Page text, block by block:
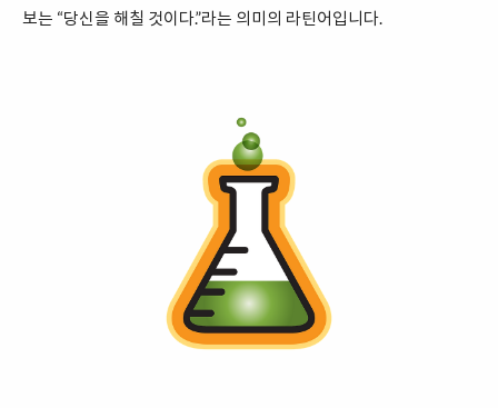
보는 “당신을 해칠 것이다.”라는 의미의 라틴어입니다.